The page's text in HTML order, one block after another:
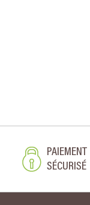
PAIEMENT
SÉCURISÉ